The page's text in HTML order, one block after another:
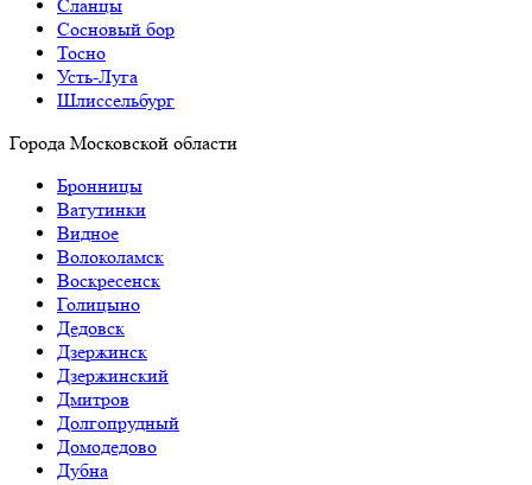
Сланцы
Сосновый бор
Тосно
Усть-Луга
Шлиссельбург
Города Московской области
Бронницы
Ватутинки
Видное
Волоколамск
Воскресенск
Голицыно
Дедовск
Дзержинск
Дзержинский
Дмитров
Долгопрудный
Домодедово
Дубна